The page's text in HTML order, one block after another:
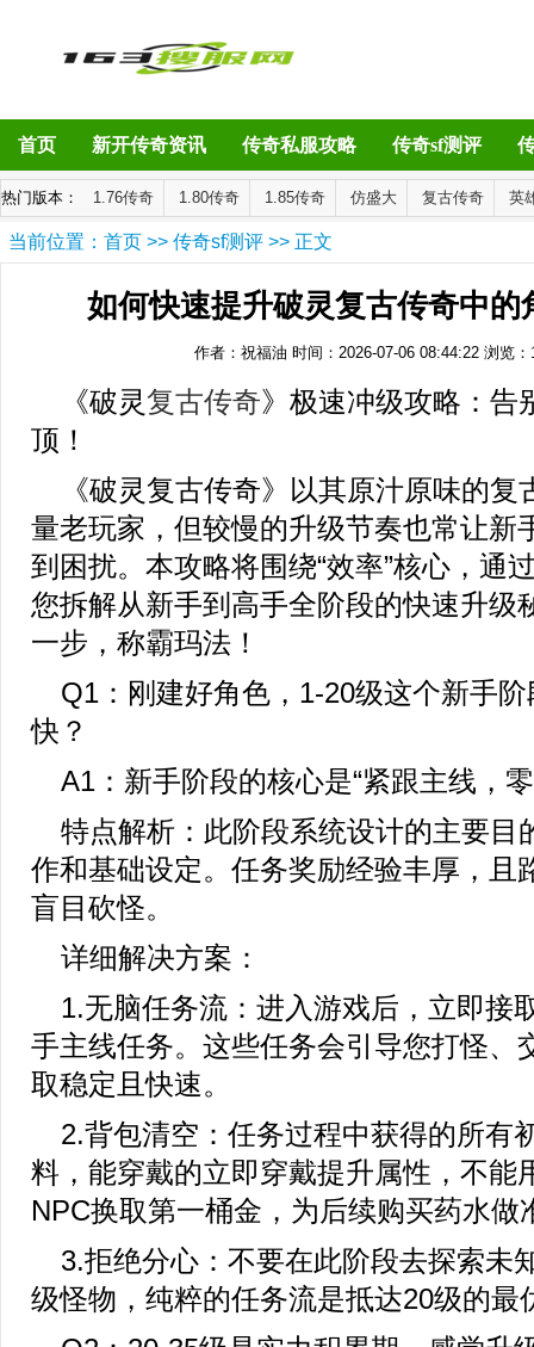
首页 新开传奇资讯 传奇私服攻略 传奇sf测评
热门版本： 1.76传奇 1.80传奇 1.85传奇 仿盛大 复古传奇 英
当前位置： 首页 >> 传奇sf测评 >> 正文
如何快速提升破灵复古传奇中的
作者：祝福油 时间：2026-07-06 08:44:22 浏览：
《破灵复古传奇》极速冲级攻略：告
顶！
《破灵复古传奇》以其原汁原味的复
量老玩家，但较慢的升级节奏也常让新
到困扰。本攻略将围绕“效率”核心，通
您拆解从新手到高手全阶段的快速升级
一步，称霸玛法！
Q1：刚建好角色，1-20级这个新手
快？
A1：新手阶段的核心是“紧跟主线，
特点解析：此阶段系统设计的主要目
作和基础设定。任务奖励经验丰厚，且
盲目砍怪。
详细解决方案：
1.无脑任务流：进入游戏后，立即接
手主线任务。这些任务会引导您打怪、
取稳定且快速。
2.背包清空：任务过程中获得的所有
料，能穿戴的立即穿戴提升属性，不能
NPC换取第一桶金，为后续购买药水做
3.拒绝分心：不要在此阶段去探索未
级怪物，纯粹的任务流是抵达20级的最